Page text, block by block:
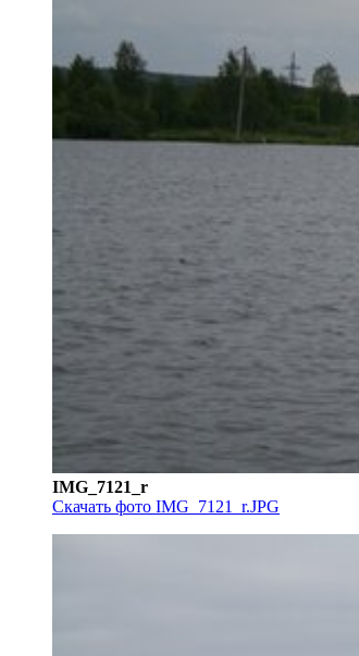
IMG_7121_r
Скачать фото IMG_7121_r.JPG